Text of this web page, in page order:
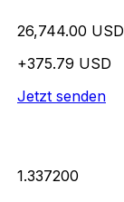
26,744.00 USD
+375.79 USD
Jetzt senden
1.337200